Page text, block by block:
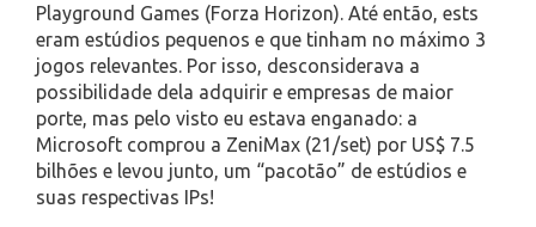
Playground Games (Forza Horizon). Até então, ests
eram estúdios pequenos e que tinham no máximo 3
jogos relevantes. Por isso, desconsiderava a
possibilidade dela adquirir e empresas de maior
porte, mas pelo visto eu estava enganado: a
Microsoft comprou a ZeniMax (21/set) por US$ 7.5
bilhões e levou junto, um “pacotão” de estúdios e
suas respectivas IPs!